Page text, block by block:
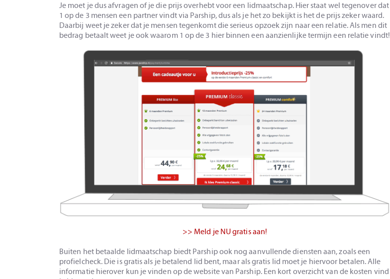
Je moet je dus afvragen of je die prijs overhebt voor een lidmaatschap. Hier staat wel tegenover dat
1 op de 3 mensen een partner vindt via Parship, dus als je het zo bekijkt is het de prijs zeker waard.
Daarbij weet je zeker dat je mensen tegenkomt die serieus opzoek zijn naar een relatie. Als men dit
bedrag betaalt weet je ook waarom 1 op de 3 hier binnen een aanzienlijke termijn een relatie vindt!
>> Meld je NU gratis aan!
Buiten het betaalde lidmaatschap biedt Parship ook nog aanvullende diensten aan, zoals een
profielcheck. Die is gratis als je betalend lid bent, maar als gratis lid moet je hiervoor betalen. Alle
informatie hierover kun je vinden op de website van Parship. Een kort overzicht van de kosten vind